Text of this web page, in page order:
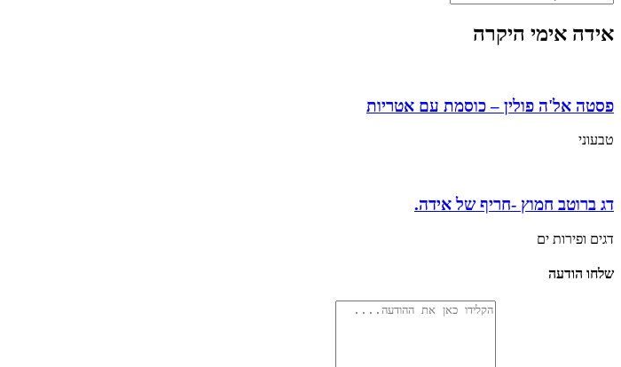
אידה אימי היקרה
פסטה אל'ה פולין – כוסמת עם אטריות
טבעוני
דג ברוטב חמוץ -חריף של אידה.
דגים ופירות ים
שלחו הודעה